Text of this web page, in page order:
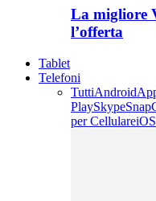
La migliore
l’offerta
Tablet
Telefoni
TuttiAndroid
PlaySkype
per CellulareiOS